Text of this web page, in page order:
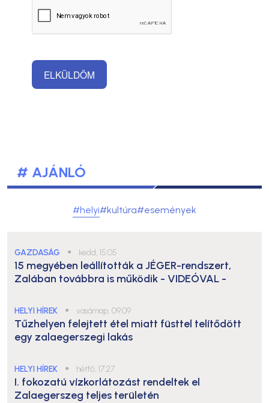
# AJÁNLÓ
#helyi#kultúra#események
GAZDASÁG ● kedd, 15:05
15 megyében leállították a JÉGER-rendszert,
Zalában továbbra is működik - VIDEÓVAL -
HELYI HÍREK ● vasárnap, 09:09
Tűzhelyen felejtett étel miatt füsttel telítődött
egy zalaegerszegi lakás
HELYI HÍREK ● hétfő, 17:27
I. fokozatú vízkorlátozást rendeltek el
Zalaegerszeg teljes területén